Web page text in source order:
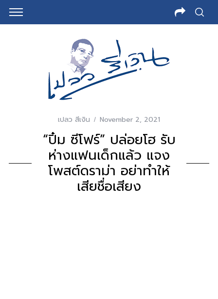
เปลว สีเงิน November 2, 2021
“ปิ๋ม ซีโฟร์” ปล่อยโฮ รับ
ห่างแฟนเด็กแล้ว แจง
โพสต์ดราม่า อย่าทำให้
เสียชื่อเสียง